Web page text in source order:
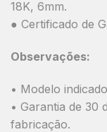
18K, 6mm.
● Certificado de
Observações:
• Modelo
• Garantia de 30
fabricação.